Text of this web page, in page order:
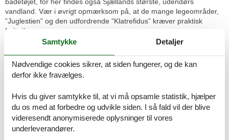
vandland. Vær i øvrigt opmærksom på, at de mange legeområder,
”Juglestien” og den udfordrende ”Klatrefidus” kræver praktisk
fodtøj!
I Odsherred Eventpark (18 km) er der i sæsonen april til og med
oktober mulighed for at prøve kræfter med en lang række udendørs
aktiviteter som eksempelvis paintball, fodboldgolf og
lerdueskydning. Desuden tilbyder Odsherred Eventpark opsætning
Disciplinerne der her dystes i er øksekast, bueskydning, pusterør,
sømblok, skovsave og skydning med gevær, og det hele foregår
naturligvis under kyndig vejledning og overvågning af stedets
instruktører.
Samtykke Detaljer
Nødvendige cookies sikrer, at siden fungerer, og de kan
derfor ikke fravælges.
Hvis du giver samtykke til, at vi må opsamle statistik, hjælper
du os med at forbedre og udvikle siden. I så fald vil der blive
videresendt anonymiserede oplysninger til vores
underleverandører.